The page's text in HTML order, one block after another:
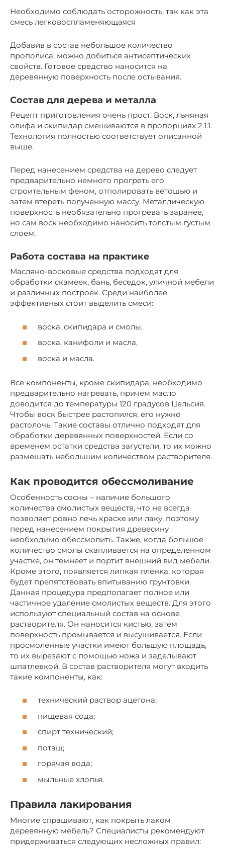
Необходимо соблюдать осторожность, так как эта
смесь легковоспламеняющаяся
Добавив в состав небольшое количество
прополиса, можно добиться антисептических
свойств. Готовое средство наносится на
деревянную поверхность после остывания.
Состав для дерева и металла
Рецепт приготовления очень прост. Воск, льняная
олифа и скипидар смешиваются в пропорциях 2:1:1.
Технология полностью соответствует описанной
выше.
Перед нанесением средства на дерево следует
предварительно немного прогреть его
строительным феном, отполировать ветошью и
затем втереть полученную массу. Металлическую
поверхность необязательно прогревать заранее,
но сам воск необходимо наносить толстым густым
слоем.
Работа состава на практике
Масляно-восковые средства подходят для
обработки скамеек, бань, беседок, уличной мебели
и различных построек. Среди наиболее
эффективных стоит выделить смеси:
воска, скипидара и смолы,
воска, канифоли и масла,
воска и масла.
Все компоненты, кроме скипидара, необходимо
предварительно нагревать, причем масло
доводится до температуры 120 градусов Цельсия.
Чтобы воск быстрее растопился, его нужно
растолочь. Такие составы отлично подходят для
обработки деревянных поверхностей. Если со
временем остатки средства загустели, то их можно
размешать небольшим количеством растворителя.
Как проводится обессмоливание
Особенность сосны – наличие большого
количества смолистых веществ, что не всегда
позволяет ровно лечь краске или лаку, поэтому
перед нанесением покрытия древесину
необходимо обессмолить. Также, когда большое
количество смолы скапливается на определенном
участке, он темнеет и портит внешний вид мебели.
Кроме этого, появляется липкая пленка, которая
будет препятствовать впитыванию грунтовки.
Данная процедура предполагает полное или
частичное удаление смолистых веществ. Для этого
используют специальный состав на основе
растворителя. Он наносится кистью, затем
поверхность промывается и высушивается. Если
просмоленные участки имеют большую площадь,
то их вырезают с помощью ножа и заделывают
шпатлевкой. В состав растворителя могут входить
такие компоненты, как:
технический раствор ацетона;
пищевая сода;
спирт технический;
поташ;
горячая вода;
мыльные хлопья.
Правила лакирования
Многие спрашивают, как покрыть лаком
деревянную мебель? Специалисты рекомендуют
придерживаться следующих несложных правил: